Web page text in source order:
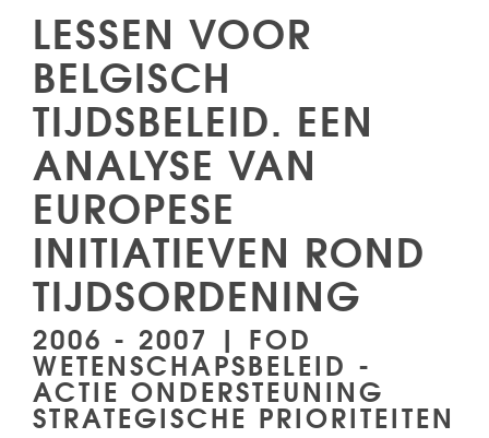
LESSEN VOOR
BELGISCH
TIJDSBELEID. EEN
ANALYSE VAN
EUROPESE
INITIATIEVEN ROND
TIJDSORDENING
2006 - 2007 | FOD
WETENSCHAPSBELEID -
ACTIE ONDERSTEUNING
STRATEGISCHE PRIORITEITEN